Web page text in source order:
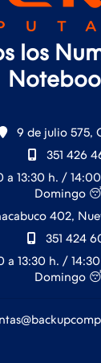
los
9 de julio 575,
351 426
a 13:30 h. /
Domingo
402,
351 424
a 13:30 h. /
Domingo